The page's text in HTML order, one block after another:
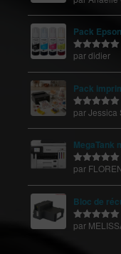
Pack
Note 5sur
par didier
Pack
Note5sur
par Jessica
MegaTank
Note 5sur
par
Bloc de
Note 5sur
par